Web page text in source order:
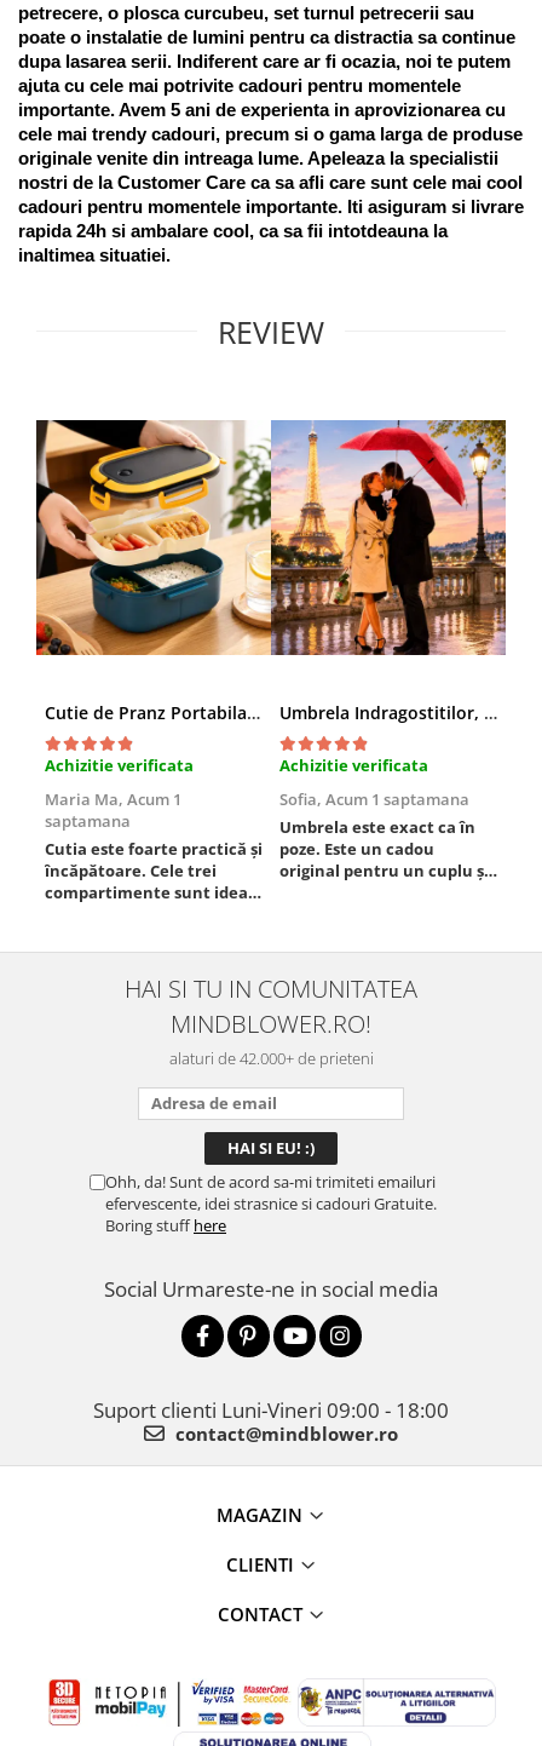
petrecere, o plosca curcubeu, set turnul petrecerii sau
poate o instalatie de lumini pentru ca distractia sa continue
dupa lasarea serii. Indiferent care ar fi ocazia, noi te putem
ajuta cu cele mai potrivite cadouri pentru momentele
importante. Avem 5 ani de experienta in aprovizionarea cu
cele mai trendy cadouri, precum si o gama larga de produse
originale venite din intreaga lume. Apeleaza la specialistii
nostri de la Customer Care ca sa afli care sunt cele mai cool
cadouri pentru momentele importante. Iti asiguram si livrare
rapida 24h si ambalare cool, ca sa fii intotdeauna la
inaltimea situatiei.
REVIEW
Cutie de Pranz Portabila cu Compartimente
Achizitie verificata
Maria Ma, Acum 1
saptamana
Cutia este foarte practică și
încăpătoare. Cele trei
compartimente sunt ideale
este sigură, fără scurgeri. O
folosesc aproape zilnic la
serviciu și sunt foarte
Umbrela Indragostitilor, Inima rosie
Achizitie verificata
Sofia, Acum 1 saptamana
Umbrela este exact ca în
poze. Este un cadou
original pentru un cuplu și
dimensiunea este
potrivită. Sunt foarte
mulțumită de achiziție și o
recomand celor care vor
HAI SI TU IN COMUNITATEA
MINDBLOWER.RO!
alaturi de 42.000+ de prieteni
Ohh, da! Sunt de acord sa-mi trimiteti emailuri
efervescente, idei strasnice si cadouri Gratuite.
Boring stuffhere
Social Urmareste-ne in social media
Suport clienti Luni-Vineri 09:00 - 18:00
contact@mindblower.ro
MAGAZIN
CLIENTI
CONTACT